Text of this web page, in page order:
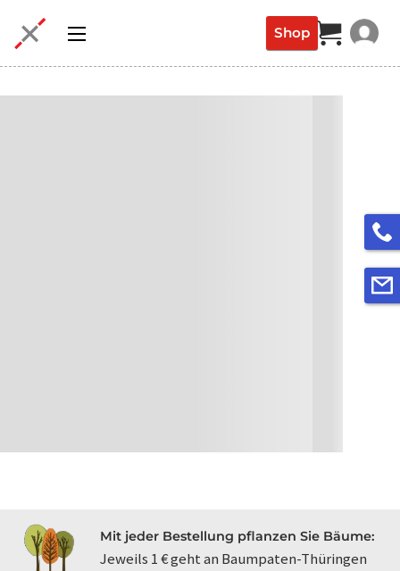
Shop
Login
Mit jeder Bestellung pflanzen Sie Bäume:
Jeweils 1 € geht an Baumpaten-Thüringen